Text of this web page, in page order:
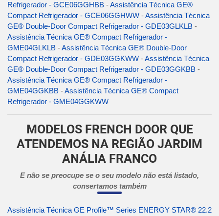
Refrigerador - GCE06GGHBB -Assistência Técnica GE®
Compact Refrigerador - GCE06GGHWW -Assistência Técnica
GE® Double-Door Compact Refrigerador - GDE03GLKLB -
Assistência Técnica GE® Compact Refrigerador -
GME04GLKLB -Assistência Técnica GE® Double-Door
Compact Refrigerador - GDE03GGKWW -Assistência Técnica
GE® Double-Door Compact Refrigerador - GDE03GGKBB -
Assistência Técnica GE® Compact Refrigerador -
GME04GGKBB -Assistência Técnica GE® Compact
Refrigerador - GME04GGKWW
MODELOS FRENCH DOOR QUE
ATENDEMOS NA REGIÃO JARDIM
ANÁLIA FRANCO
E não se preocupe se o seu modelo não está listado,
consertamos também
Assistência Técnica GE Profile™ Series ENERGY STAR® 22.2